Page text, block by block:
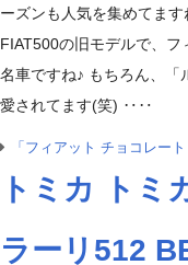
ーズンも人気を集めてま
FIAT500の旧モデルで、
名車ですね♪ もちろん、「
愛されてます(笑) ‥‥
「フィアット チョコレー
トミカ トミ
ラーリ512